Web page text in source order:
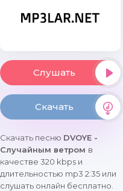
Слушать
Скачать
Скачать песню DVOYE -
Случайным ветром в
качестве 320 kbps и
длительностью mp3 2:35 или
слушать онлайн бесплатно.